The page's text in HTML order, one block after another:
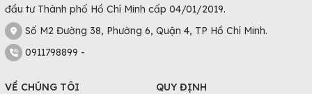
đầu tư Thành phố Hồ Chí Minh cấp 04/01/2019.
Số M2 Đường 38, Phường 6, Quận 4, TP Hồ Chí Minh.
0911798899 -
VỀ CHÚNG TÔI
QUY ĐỊNH